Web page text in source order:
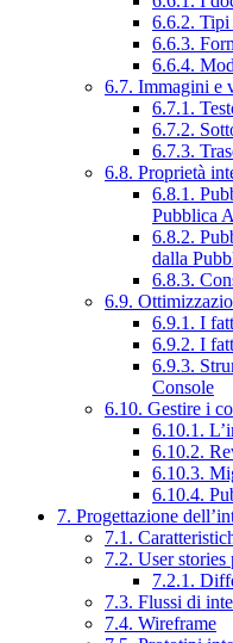
6.6.2. Tipi
6.6.3.
6.6.4.
6.7. Immagini e
6.7.1.
6.7.2.
6.7.3.
6.8. Proprietà
6.8.1.
Pubblica
6.8.2.
dalla
6.8.3.
6.9.
6.9.1. I
6.9.2. I
6.9.3.
Console
6.10. Gestire i
6.10.1.
6.10.2.
6.10.3.
6.10.4.
7. Progettazione
7.1.
7.2. User stories
7.2.1.
7.3. Flussi di
7.4. Wireframe